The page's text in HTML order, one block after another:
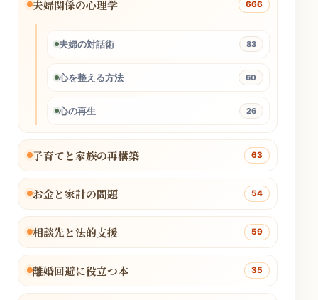
夫婦関係の心理学 666
夫婦の対話術 83
心を整える方法 60
心の再生 26
子育てと家族の再構築 63
お金と家計の問題 54
相談先と法的支援 59
離婚回避に役立つ本 35